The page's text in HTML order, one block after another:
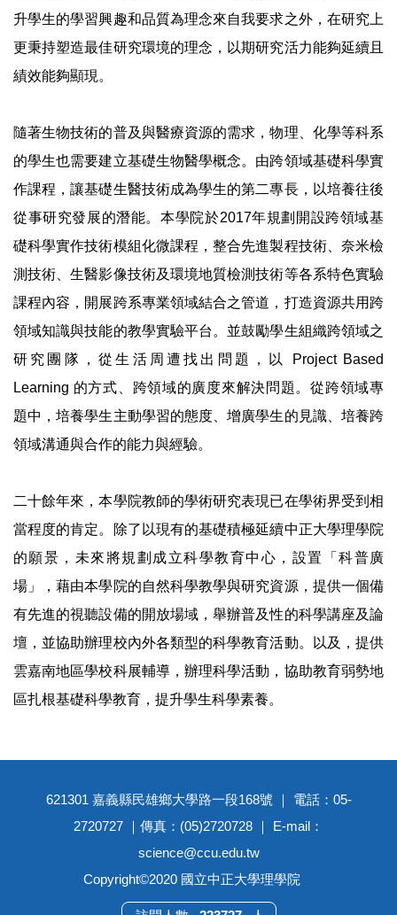
升學生的學習興趣和品質為理念來自我要求之外，在研究上
更秉持塑造最佳研究環境的理念，以期研究活力能夠延續且
績效能夠顯現。
隨著生物技術的普及與醫療資源的需求，物理、化學等科系
的學生也需要建立基礎生物醫學概念。由跨領域基礎科學實
作課程，讓基礎生醫技術成為學生的第二專長，以培養往後
從事研究發展的潛能。本學院於2017年規劃開設跨領域基
礎科學實作技術模組化微課程，整合先進製程技術、奈米檢
測技術、生醫影像技術及環境地質檢測技術等各系特色實驗
課程內容，開展跨系專業領域結合之管道，打造資源共用跨
領域知識與技能的教學實驗平台。並鼓勵學生組織跨領域之
研究團隊，從生活周遭找出問題，以 Project Based
Learning 的方式、跨領域的廣度來解決問題。從跨領域專
題中，培養學生主動學習的態度、增廣學生的見識、培養跨
領域溝通與合作的能力與經驗。
二十餘年來，本學院教師的學術研究表現已在學術界受到相
當程度的肯定。除了以現有的基礎積極延續中正大學理學院
的願景，未來將規劃成立科學教育中心，設置「科普廣
場」，藉由本學院的自然科學教學與研究資源，提供一個備
有先進的視聽設備的開放場域，舉辦普及性的科學講座及論
壇，並協助辦理校內外各類型的科學教育活動。以及，提供
雲嘉南地區學校科展輔導，辦理科學活動，協助教育弱勢地
區扎根基礎科學教育，提升學生科學素養。
621301 嘉義縣民雄鄉大學路一段168號 ｜ 電話：05-
2720727 ｜傳真：(05)2720728 ｜ E-mail：
science@ccu.edu.tw
Copyright©2020 國立中正大學理學院